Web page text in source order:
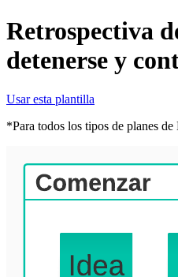
Retrospectiva
detenerse y
Usar esta plantilla
*Para todos los tipos de planes de